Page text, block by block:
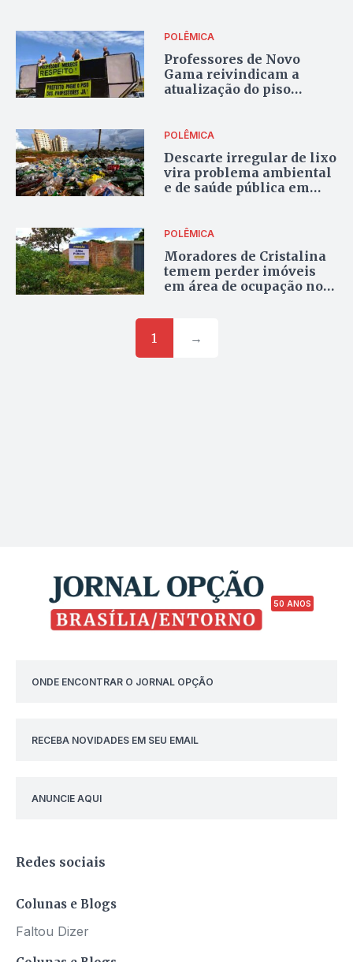
Juarez Carneiro
POLÊMICA
Professores de Novo
Gama reivindicam a
atualização do piso
POLÊMICA
Descarte irregular de lixo
vira problema ambiental
e de saúde pública em
POLÊMICA
Moradores de Cristalina
temem perder imóveis
em área de ocupação no
1 →
50 ANOS
ONDE ENCONTRAR O JORNAL OPÇÃO
RECEBA NOVIDADES EM SEU EMAIL
ANUNCIE AQUI
Redes sociais
Colunas e Blogs
Faltou Dizer